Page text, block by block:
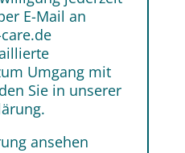
E-Mail an
Umgang mit
Sie in unserer
ansehen